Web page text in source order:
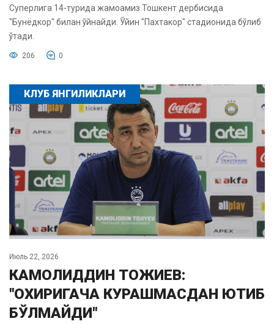
Суперлига 14-турида жамоамиз Тошкент дербисида
"Бунёдкор" билан ўйнайди. Ўйин "Пахтакор" стадионида бўлиб
ўтади.
206 0
КЛУБ ЯНГИЛИКЛАРИ
Июль 22, 2026
КАМОЛИДДИН ТОЖИЕВ:
"ОХИРИГАЧА КУРАШМАСДАН ЮТИБ
БЎЛМАЙДИ"